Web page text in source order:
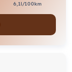
6,1l/100km